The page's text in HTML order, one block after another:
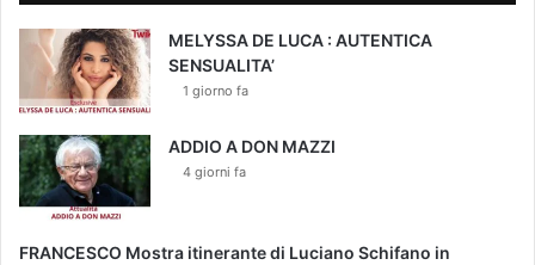
MELYSSA DE LUCA : AUTENTICA
SENSUALITA’
1 giorno fa
ADDIO A DON MAZZI
4 giorni fa
FRANCESCO Mostra itinerante di Luciano Schifano in